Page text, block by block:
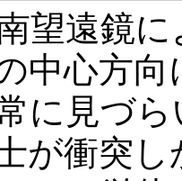
望遠鏡
中心方
に見づ
が衝突